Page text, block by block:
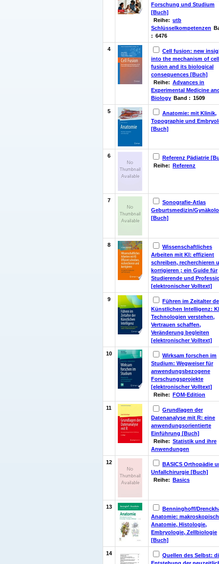
Forschung und Studium
[Buch]
Reihe: utb
Schlüsselkompetenzen
: 6476
4
Cell fusion: new
into the mechanism of cell
fusion and its biological
consequences [Buch]
Reihe: Advances in
Experimental Medicine
Biology Band : 1509
5
Anatomie: mit Klinik,
Topographie und
[Buch]
6
Referenz Pädiatrie
Reihe: Referenz
7
Sonografie-Atlas
Geburtsmedizin/
[Buch]
8
Wissenschaftliches
Arbeiten mit KI: effizient
schreiben, recherchieren
korrigieren ; ein Guide für
Studierende und
[elektronischer Volltext]
9
Führen im Zeitalter
Künstlichen Intelligenz:
Technologien verstehen,
Vertrauen schaffen,
Veränderung begleiten
[elektronischer Volltext]
10
Wirksam forschen im
Studium: Wegweiser für
anwendungsbezogene
Forschungsprojekte
[elektronischer Volltext]
Reihe: FOM-Edition
11
Grundlagen der
Datenanalyse mit R: eine
anwendungsorientierte
Einführung [Buch]
Reihe: Statistik und ihre
Anwendungen
12
BASICS Orthopädie
Unfallchirurgie [Buch]
Reihe: Basics
13
Benninghoff/
Anatomie:
Anatomie, Histologie,
Embryologie, Zellbiologie
[Buch]
14
Quellen des Selbst: